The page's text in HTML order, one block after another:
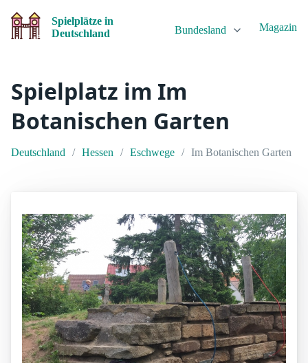
Spielplätze in
Deutschland
Bundesland Magazin
Spielplatz im Im
Botanischen Garten
Deutschland Hessen Eschwege Im Botanischen Garten